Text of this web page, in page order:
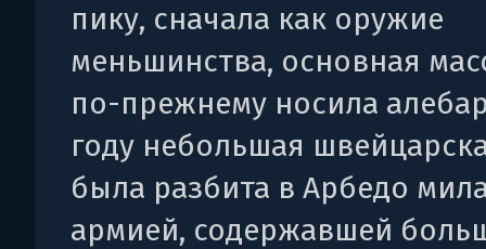
пику, сначала как оружие
меньшинства, основная
по-прежнему носила
году небольшая
была разбита в Арбедо
армией, содержавшей